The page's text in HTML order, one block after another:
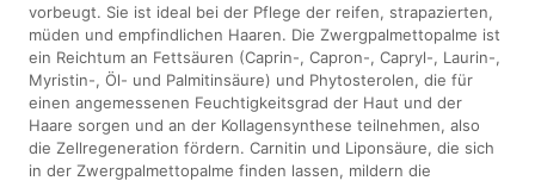
vorbeugt. Sie ist ideal bei der Pflege der reifen, strapazierten,
müden und empfindlichen Haaren. Die Zwergpalmettopalme ist
ein Reichtum an Fettsäuren (Caprin-, Capron-, Capryl-, Laurin-,
Myristin-, Öl- und Palmitinsäure) und Phytosterolen, die für
einen angemessenen Feuchtigkeitsgrad der Haut und der
Haare sorgen und an der Kollagensynthese teilnehmen, also
die Zellregeneration fördern. Carnitin und Liponsäure, die sich
in der Zwergpalmettopalme finden lassen, mildern die